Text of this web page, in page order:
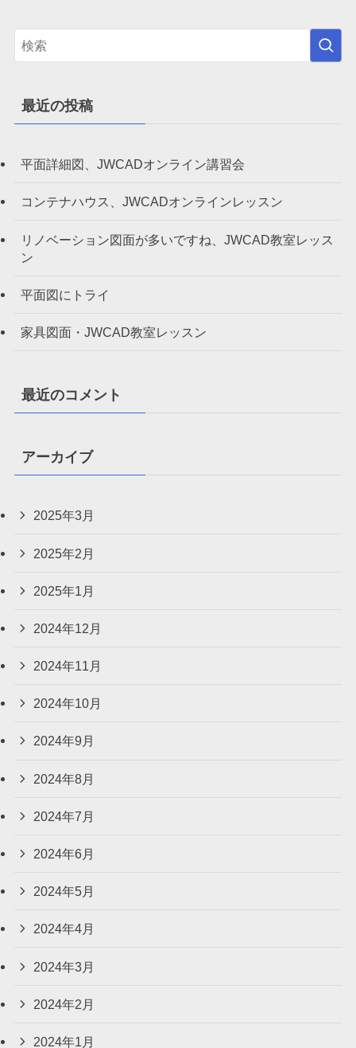
最近の投稿
平面詳細図、JWCADオンライン講習会
コンテナハウス、JWCADオンラインレッスン
リノベーション図面が多いですね、JWCAD教室レッス
ン
平面図にトライ
家具図面・JWCAD教室レッスン
最近のコメント
アーカイブ
2025年3月
2025年2月
2025年1月
2024年12月
2024年11月
2024年10月
2024年9月
2024年8月
2024年7月
2024年6月
2024年5月
2024年4月
2024年3月
2024年2月
2024年1月